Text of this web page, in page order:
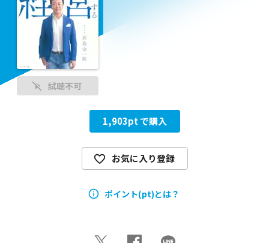
試聴不可
1,903pt で購入
お気に入り登録
ポイント(pt)とは？